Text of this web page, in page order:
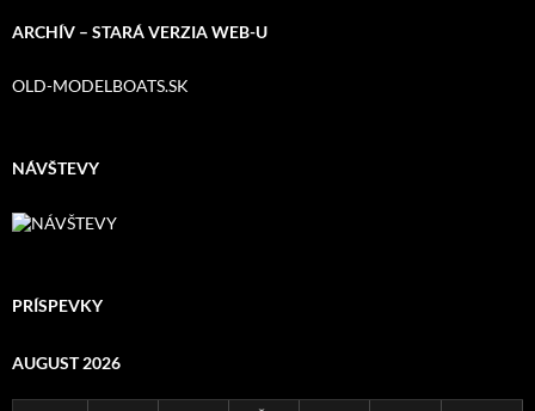
ARCHÍV – STARÁ VERZIA WEB-U
OLD-MODELBOATS.SK
NÁVŠTEVY
PRÍSPEVKY
AUGUST 2026